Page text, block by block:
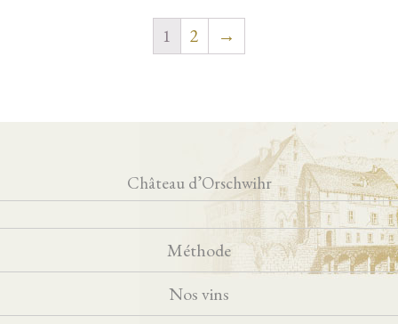
1 2 →
Château d’Orschwihr
Méthode
Nos vins